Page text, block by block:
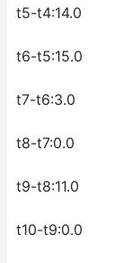
t5-t4:14.0
t6-t5:15.0
t7-t6:3.0
t8-t7:0.0
t9-t8:11.0
t10-t9:0.0